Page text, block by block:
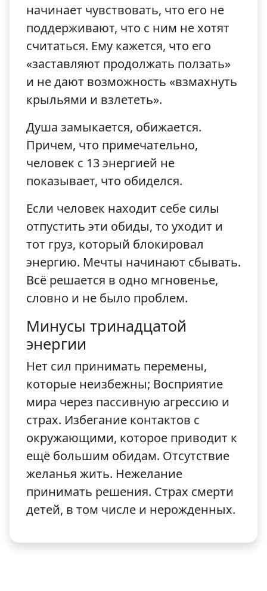
начинает чувствовать, что его не
поддерживают, что с ним не хотят
считаться. Ему кажется, что его
«заставляют продолжать ползать»
и не дают возможность «взмахнуть
крыльями и взлететь».
Душа замыкается, обижается.
Причем, что примечательно,
человек с 13 энергией не
показывает, что обиделся.
Если человек находит себе силы
отпустить эти обиды, то уходит и
тот груз, который блокировал
энергию. Мечты начинают сбывать.
Всё решается в одно мгновенье,
словно и не было проблем.
Минусы тринадцатой
энергии
Нет сил принимать перемены,
которые неизбежны; Восприятие
мира через пассивную агрессию и
страх. Избегание контактов с
окружающими, которое приводит к
ещё большим обидам. Отсутствие
желанья жить. Нежелание
принимать решения. Страх смерти
детей, в том числе и нерожденных.